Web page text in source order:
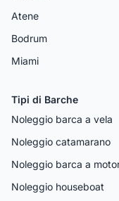
Atene
Bodrum
Miami
Tipi di Barche
Noleggio barca a vela
Noleggio catamarano
Noleggio barca a
Noleggio houseboat